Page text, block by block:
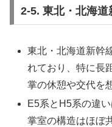
2-5. 東北・北海道
東北・北海道新幹
れており、特に長
掌の休憩や交代を
E5系とH5系の違
掌室の構造はほぼ